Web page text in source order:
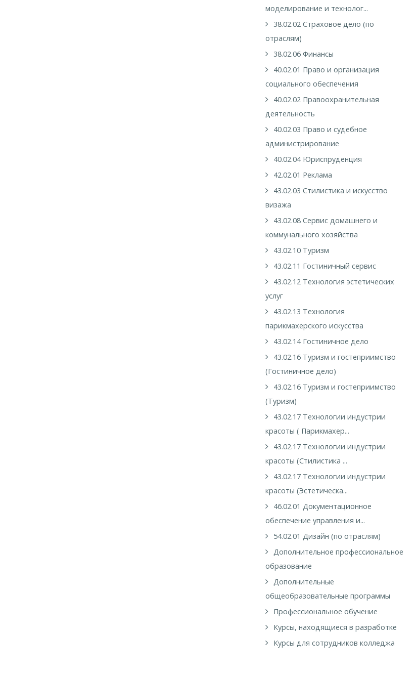
моделирование и технолог...
38.02.02 Страховое дело (по
отраслям)
38.02.06 Финансы
40.02.01 Право и организация
социального обеспечения
40.02.02 Правоохранительная
деятельность
40.02.03 Право и судебное
администрирование
40.02.04 Юриспруденция
42.02.01 Реклама
43.02.03 Стилистика и искусство
визажа
43.02.08 Сервис домашнего и
коммунального хозяйства
43.02.10 Туризм
43.02.11 Гостиничный сервис
43.02.12 Технология эстетических
услуг
43.02.13 Технология
парикмахерского искусства
43.02.14 Гостиничное дело
43.02.16 Туризм и гостеприимство
(Гостиничное дело)
43.02.16 Туризм и гостеприимство
(Туризм)
43.02.17 Технологии индустрии
красоты ( Парикмахер...
43.02.17 Технологии индустрии
красоты (Стилистика ...
43.02.17 Технологии индустрии
красоты (Эстетическа...
46.02.01 Документационное
обеспечение управления и...
54.02.01 Дизайн (по отраслям)
Дополнительное профессиональное
образование
Дополнительные
общеобразовательные программы
Профессиональное обучение
Курсы, находящиеся в разработке
Курсы для сотрудников колледжа